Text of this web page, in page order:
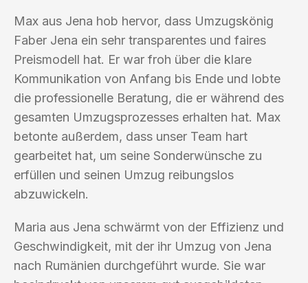
Max aus Jena hob hervor, dass Umzugskönig
Faber Jena ein sehr transparentes und faires
Preismodell hat. Er war froh über die klare
Kommunikation von Anfang bis Ende und lobte
die professionelle Beratung, die er während des
gesamten Umzugsprozesses erhalten hat. Max
betonte außerdem, dass unser Team hart
gearbeitet hat, um seine Sonderwünsche zu
erfüllen und seinen Umzug reibungslos
abzuwickeln.
Maria aus Jena schwärmt von der Effizienz und
Geschwindigkeit, mit der ihr Umzug von Jena
nach Rumänien durchgeführt wurde. Sie war